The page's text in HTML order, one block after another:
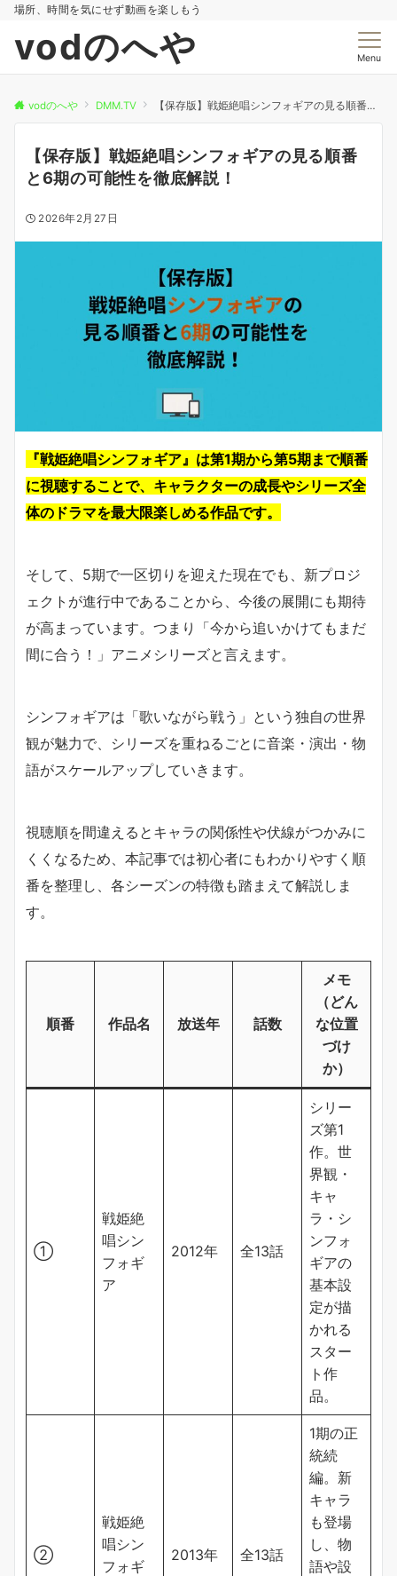
場所、時間を気にせず動画を楽しもう
vodのへや Menu
vodのへや DMM.TV 【保存版】戦姫絶唱シンフォギアの見る順番と6期の可能性を徹底解説！
【保存版】戦姫絶唱シンフォギアの見る順番
と6期の可能性を徹底解説！
2026年2月27日
『戦姫絶唱シンフォギア』は第1期から第5期まで順番
に視聴することで、キャラクターの成長やシリーズ全
体のドラマを最大限楽しめる作品です。
そして、5期で一区切りを迎えた現在でも、新プロジ
ェクトが進行中であることから、今後の展開にも期待
が高まっています。つまり「今から追いかけてもまだ
間に合う！」アニメシリーズと言えます。
シンフォギアは「歌いながら戦う」という独自の世界
観が魅力で、シリーズを重ねるごとに音楽・演出・物
語がスケールアップしていきます。
視聴順を間違えるとキャラの関係性や伏線がつかみに
くくなるため、本記事では初心者にもわかりやすく順
番を整理し、各シーズンの特徴も踏まえて解説しま
す。
順番 作品名 放送年 話数
メモ
（どん
な位置
づけ
か）
①
戦姫絶
唱シン
フォギ
ア
2012年 全13話
シリー
ズ第1
作。世
界観・
キャ
ラ・シ
ンフォ
ギアの
基本設
定が描
かれる
スター
ト作
品。
②
戦姫絶
唱シン
フォギ
2013年 全13話
1期の正
統続
編。新
キャラ
も登場
し、物
語や設